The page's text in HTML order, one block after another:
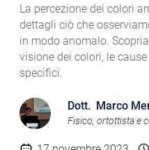
La percezione dei colori
dettagli ciò che
in modo anomalo.
visione dei colori, le
specifici.
Dott. Marco
Fisico, ortottista e